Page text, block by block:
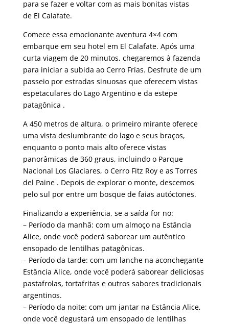
para se fazer e voltar com as mais bonitas vistas
de El Calafate.
Comece essa emocionante aventura 4×4 com
embarque em seu hotel em El Calafate. Após uma
curta viagem de 20 minutos, chegaremos à fazenda
para iniciar a subida ao Cerro Frías. Desfrute de um
passeio por estradas sinuosas que oferecem vistas
espetaculares do Lago Argentino e da estepe
patagônica .
A 450 metros de altura, o primeiro mirante oferece
uma vista deslumbrante do lago e seus braços,
enquanto o ponto mais alto oferece vistas
panorâmicas de 360 ​​graus, incluindo o Parque
Nacional Los Glaciares, o Cerro Fitz Roy e as Torres
del Paine . Depois de explorar o monte, descemos
pelo sul por entre um bosque de faias autóctones.
Finalizando a experiência, se a saída for no:
– Período da manhã: com um almoço na Estância
Alice, onde você poderá saborear um autêntico
ensopado de lentilhas patagônicas.
– Período da tarde: com um lanche na aconchegante
Estância Alice, onde você poderá saborear deliciosas
pastafrolas, tortafritas e outros sabores tradicionais
argentinos.
– Período da noite: com um jantar na Estância Alice,
onde você degustará um ensopado de lentilhas